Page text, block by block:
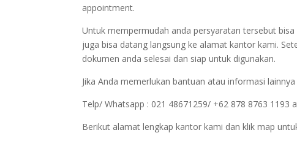
appointment.
Untuk mempermudah anda persyaratan tersebut
juga bisa datang langsung ke alamat kantor kami.
dokumen anda selesai dan siap untuk digunakan.
Jika Anda memerlukan bantuan atau informasi
Telp/ Whatsapp : 021 48671259/ +62 878 8763 1193
Berikut alamat lengkap kantor kami dan klik map